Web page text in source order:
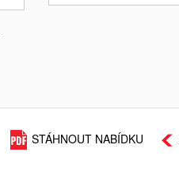
STÁHNOUT NABÍDKU